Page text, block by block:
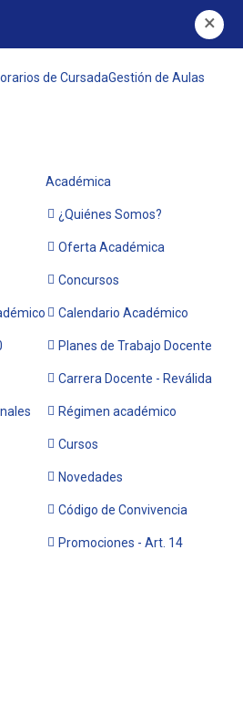
×
de CursadaGestión de Aulas
Académica
¿Quiénes Somos?
Oferta Académica
Concursos
Calendario Académico
Planes de Trabajo Docente
Carrera Docente - Reválida
Régimen académico
Cursos
Novedades
Código de Convivencia
Promociones - Art. 14